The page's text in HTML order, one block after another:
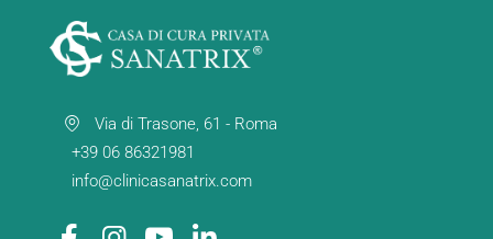
Via di Trasone, 61 - Roma
+39 06 86321981
info@clinicasanatrix.com